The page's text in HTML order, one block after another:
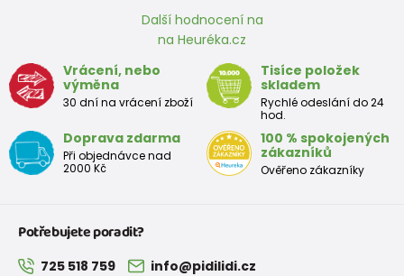
Boty pro školáka (teenager)
Velikost
EU
35 36 38 39 40 41
stélky v
mm
225 231 237 243 249 255 261 267
Další hodnocení na
na Heuréka.cz
Vrácení, nebo
výměna
30 dní na vrácení zboží
Tisíce položek
skladem
Rychlé odeslání do 24
hod.
Doprava zdarma
Při objednávce nad
2000 Kč
100 % spokojených
zákazníků
Ověřeno zákazníky
Potřebujete poradit?
725 518 759 info@pidilidi.cz